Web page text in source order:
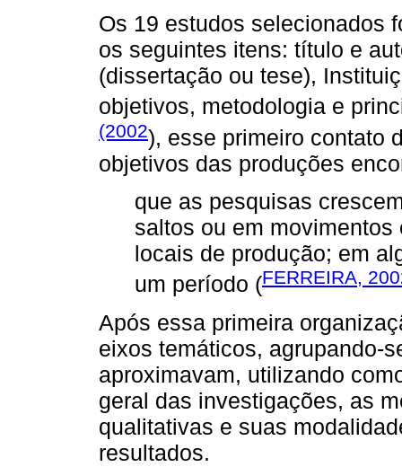
Os 19 estudos selecionados
os seguintes itens: título e
(dissertação ou tese),
objetivos, metodologia e
(2002), esse primeiro contato
objetivos das produções
que as pesquisas
saltos ou em
locais de produção; em
um período (FERREIRA,
Após essa primeira
eixos temáticos, agrupando-
aproximavam, utilizando
geral das investigações, as
qualitativas e suas
resultados.